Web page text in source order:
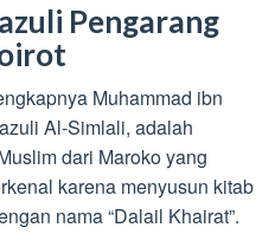
Pengarang
Muhammad ibn
Al-Simlali, adalah
dari Maroko yang
karena menyusun kitab
nama “Dalail Khairat”.